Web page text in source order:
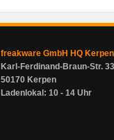
freakware GmbH HQ Kerpen
Karl-Ferdinand-Braun-Str. 33
50170 Kerpen
Ladenlokal: 10 - 14 Uhr